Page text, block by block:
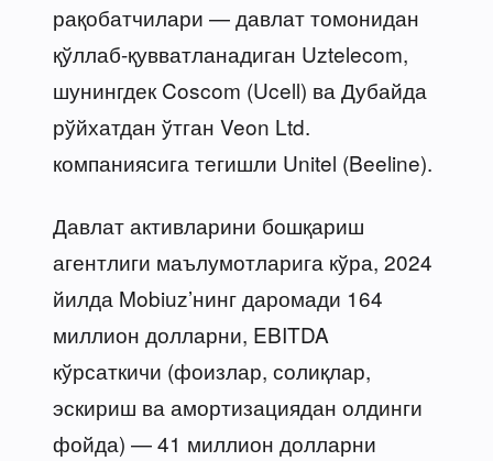
рақобатчилари — давлат томонидан
қўллаб-қувватланадиган Uztelecom,
шунингдек Coscom (Ucell) ва Дубайда
рўйхатдан ўтган Veon Ltd.
компаниясига тегишли Unitel (Beeline).
Давлат активларини бошқариш
агентлиги маълумотларига кўра, 2024
йилда Mobiuz’нинг даромади 164
миллион долларни, EBITDA
кўрсаткичи (фоизлар, солиқлар,
эскириш ва амортизациядан олдинги
фойда) — 41 миллион долларни